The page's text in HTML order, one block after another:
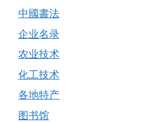
中國書法
企业名录
农业技术
化工技术
各地特产
图书馆